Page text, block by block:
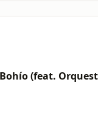
(feat.